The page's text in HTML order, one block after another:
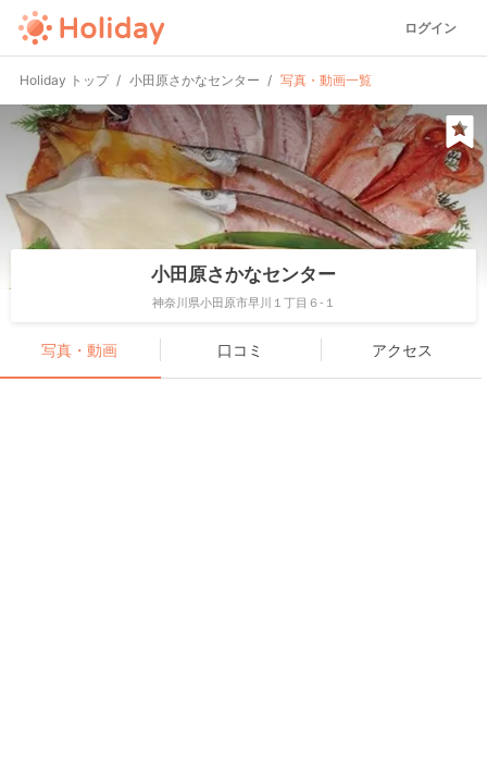
ログイン
Holiday トップ 小田原さかなセンター 写真・動画一覧
小田原さかなセンター
神奈川県小田原市早川１丁目６-１
写真・動画 口コミ アクセス